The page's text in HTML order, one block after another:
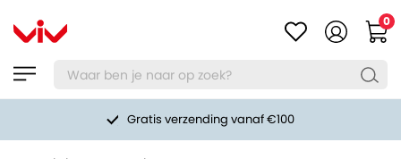
0
Gratis verzending vanaf €100